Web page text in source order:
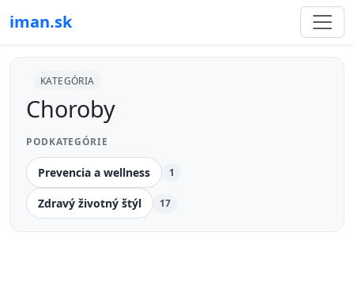
iman.sk
KATEGÓRIA
Choroby
PODKATEGÓRIE
Prevencia a wellness 1
Zdravý životný štýl 17